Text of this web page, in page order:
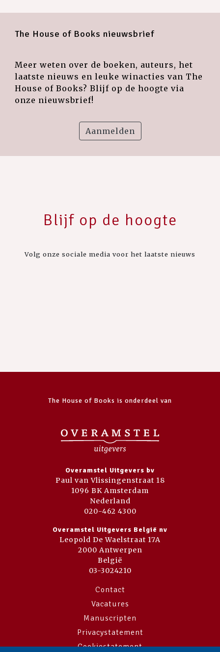
The House of Books nieuwsbrief
Meer weten over de boeken, auteurs, het
laatste nieuws en leuke winacties van The
House of Books? Blijf op de hoogte via
onze nieuwsbrief!
Aanmelden
Blijf op de hoogte
Volg onze sociale media voor het laatste nieuws
The House of Books is onderdeel van
Overamstel Uitgevers bv
Paul van Vlissingenstraat 18
1096 BK Amsterdam
Nederland
020-462 4300
Overamstel Uitgevers België nv
Leopold De Waelstraat 17A
2000 Antwerpen
België
03-3024210
Contact
Vacatures
Manuscripten
Privacystatement
Cookiestatement